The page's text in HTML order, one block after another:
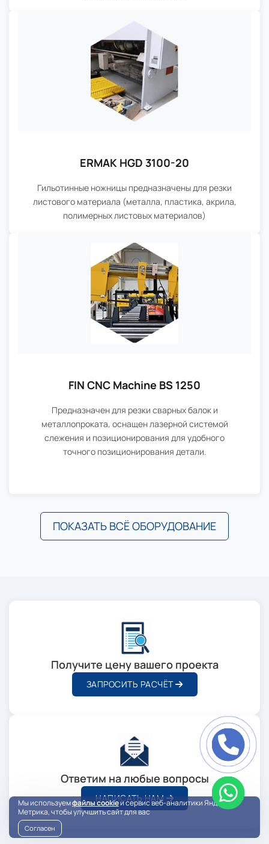
ERMAK HGD 3100-20
Гильотинные ножницы предназначены для резки
листового материала (металла, пластика, акрила,
полимерных листовых материалов)
FIN CNC Machine BS 1250
Предназначен для резки сварных балок и
металлопроката, оснащен лазерной системой
слежения и позиционирования для удобного
точного позиционирования детали.
ПОКАЗАТЬ ВСЁ ОБОРУДОВАНИЕ
Получите цену вашего проекта
ЗАПРОСИТЬ РАСЧЁТ
Ответим на любые вопросы
НАПИСАТЬ НАМ
Мы используемфайлы cookieи сервис веб-аналитики Яндекс
Метрика, чтобы улучшить сайт для вас
Согласен